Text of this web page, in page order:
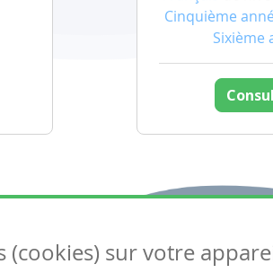
Cinquième
Sixième
Suivez-nous
sur votre